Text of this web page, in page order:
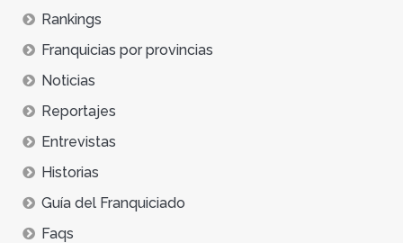
Rankings
Franquicias por provincias
Noticias
Reportajes
Entrevistas
Historias
Guía del Franquiciado
Faqs